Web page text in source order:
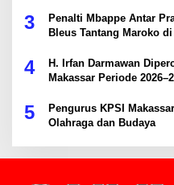
3
Penalti Mbappe Antar
Bleus Tantang Maroko
4
H. Irfan Darmawan
Makassar Periode
5
Pengurus KPSI
Olahraga dan Budaya